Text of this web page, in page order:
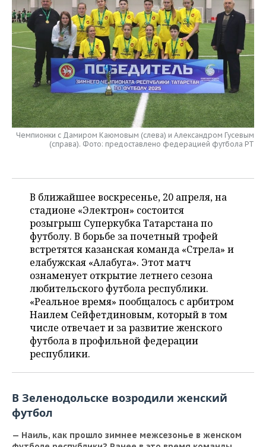
КОМУ ПРИНАДЛЕЖАТ
ТОРГОВЫЕ ЦЕНТРЫ
ТАТАРСТАНА
БЮДЖЕТ
ИНВЕСТИЦИИ
МАШИНОСТРОЕНИЕ
НЕФТЕХИМИЯ
НЕФТЬ
ОПК
ЭНЕРГЕТИКА
НОВОСТИ АВТО
БИЗНЕС
НОВОСТИ БИЗНЕСА
РОЗНИЧНАЯ ТОРГОВЛЯ
ТРАНСПОРТ
УСЛУГИ
ТЕХНОЛОГИИ
НОВОСТИ ТЕХНОЛОГИЙ
IT
МЕДИА
ТЕЛЕКОММУНИКАЦИИ
МЕРОПРИЯТИЯ
НОВОСТИ МЕРОПРИЯТИЙ
ВЫЕЗДНАЯ РЕДАКЦИЯ
БИЗНЕС-БРАНЧИ
ONLINE-КОНФЕРЕНЦИИ
ОТКРЫТАЯ ЛЕКЦИЯ
СПОРТ
НОВОСТИ СПОРТА
ФУТБОЛ
ХОККЕЙ
БАСКЕТБОЛ
ВОЛЕЙБОЛ
КИБЕРСПОРТ
ФИГУРНОЕ КАТАНИЕ
ВОДНЫЕ ВИДЫ СПОРТА
ХОККЕЙ С МЯЧОМ
ОБЩЕСТВО
НОВОСТИ ОБЩЕСТВА
ВЛАСТЬ
ИНФРАСТРУКТУРА
ИСТОРИЯ
КУЛЬТУРА
МЕДИЦИНА
ОБРАЗОВАНИЕ
ПРОИСШЕСТВИЯ
ФОТОГАЛЕРЕЯ
СЮЖЕТЫ
СПРАВОЧНИК
СПИСОК ПЕРСОН
СПИСОК КОМПАНИЙ
ПОЛНАЯ ВЕРСИЯ
Чемпионки с Дамиром Каюмовым (слева) и Александром Гусевым
(справа). Фото: предоставлено федерацией футбола РТ
В ближайшее воскресенье, 20 апреля, на
стадионе «Электрон» состоится
розыгрыш Суперкубка Татарстана по
футболу. В борьбе за почетный трофей
встретятся казанская команда «Стрела» и
елабужская «Алабуга». Этот матч
ознаменует открытие летнего сезона
любительского футбола республики.
«Реальное время» пообщалось с арбитром
Наилем Сейфетдиновым, который в том
числе отвечает и за развитие женского
футбола в профильной федерации
республики.
В Зеленодольске возродили женский
футбол
— Наиль, как прошло зимнее межсезонье в женском